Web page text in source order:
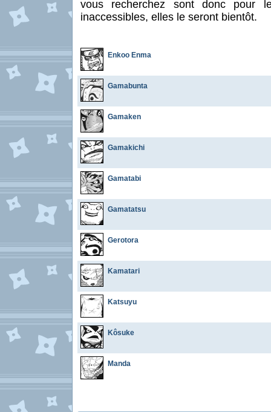
vous recherchez sont donc pour
inaccessibles, elles le seront bientôt.
Enkoo Enma
Gamabunta
Gamaken
Gamakichi
Gamatabi
Gamatatsu
Gerotora
Kamatari
Katsuyu
Kôsuke
Manda